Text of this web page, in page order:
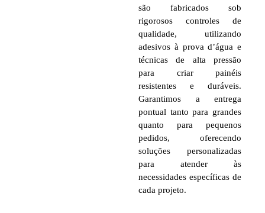
são fabricados sob
rigorosos controles de
qualidade, utilizando
adesivos à prova d’água e
técnicas de alta pressão
para criar painéis
resistentes e duráveis.
Garantimos a entrega
pontual tanto para grandes
quanto para pequenos
pedidos, oferecendo
soluções personalizadas
para atender às
necessidades específicas de
cada projeto.